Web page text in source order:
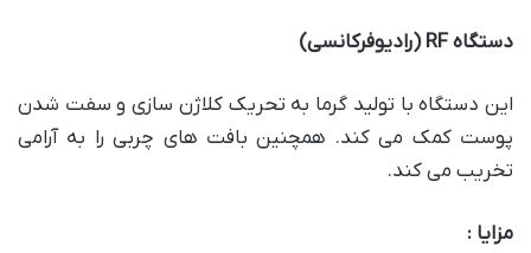
دستگاهRF ( رادیوفرکانسی)
این دستگاه با تولید گرما به تحریک کلاژن سازی و سفت شدن
پوست کمک می کند. همچنین بافت های چربی را به آرامی
تخریب می کند.
مزایا :